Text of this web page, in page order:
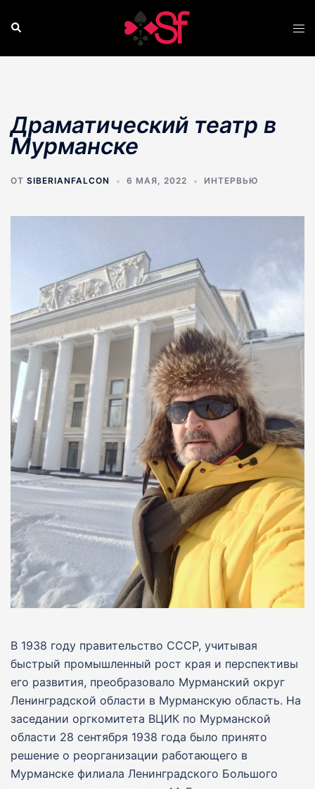
Поиск
Драматический театр в
Мурманске
ОТ SIBERIANFALCON 6 МАЯ, 2022 ИНТЕРВЬЮ
В 1938 году правительство СССР, учитывая
быстрый промышленный рост края и перспективы
его развития, преобразовало Мурманский округ
Ленинградской области в Мурманскую область. На
заседании оргкомитета ВЦИК по Мурманской
области 28 сентября 1938 года было принято
решение о реорганизации работающего в
Мурманске филиала Ленинградского Большого